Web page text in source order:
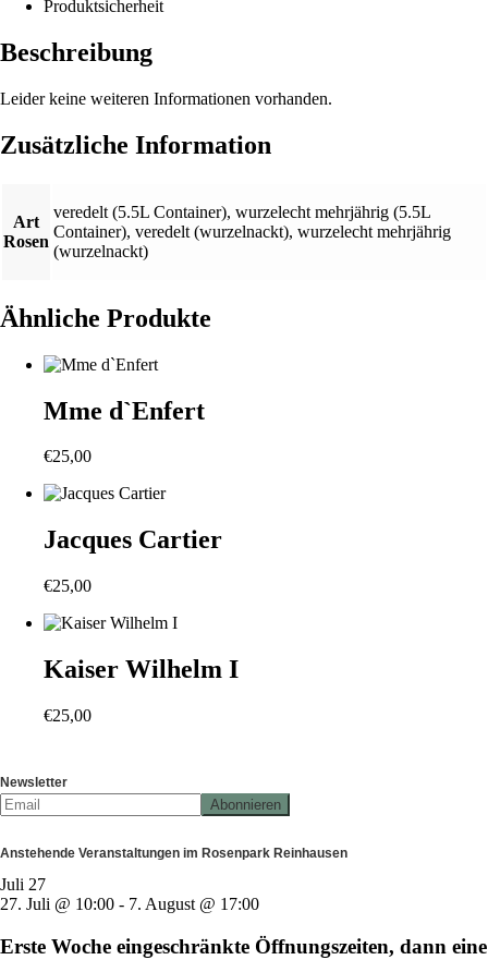
Produktsicherheit
Beschreibung
Leider keine weiteren Informationen vorhanden.
Zusätzliche Information
Art
Rosen
veredelt (5.5L Container), wurzelecht mehrjährig (5.5L
Container), veredelt (wurzelnackt), wurzelecht mehrjährig
(wurzelnackt)
Ähnliche Produkte
Mme d`Enfert
€25,00
Jacques Cartier
€25,00
Kaiser Wilhelm I
€25,00
Newsletter
Anstehende Veranstaltungen im Rosenpark Reinhausen
Juli 27
27. Juli @ 10:00 - 7. August @ 17:00
Erste Woche eingeschränkte Öffnungszeiten, dann eine